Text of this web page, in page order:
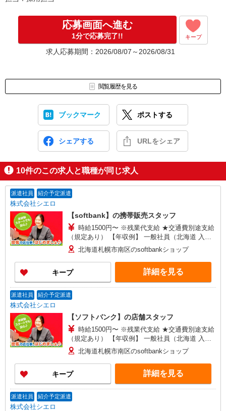
応募画面へ進む
1分で応募完了!! キープ
求人応募期間：2026/08/07～2026/08/31
閲覧履歴を見る
ブックマーク ポストする
シェアする URLをシェア
10件のこの求人と職種が同じ求人
派遣社員 紹介予定派遣
株式会社シエロ
【softbank】の携帯販売スタッフ
時給1500円〜 ※残業代支給 ★交通費別途支給
（規定あり） 【年収例】 一般社員（北海道 入社2
年目21歳） 330万円/月給200,000円+各種手当 店
長（関東 入社4年目26歳） 462万円/月給
252,000円+各種手当 ゜+゜・。○。・゜+゜・。
○。・゜+゜ 入社祝い金10万円支給(規定有) お友達
を紹介頂くと, インセンティブ支給(規定有) ★月2
回払い・週払い可能（規程有）★ ゜・。○。・゜
+゜・。○。・゜+゜
北海道札幌市南区のsoftbankショップ
キープ 詳細を見る
派遣社員 紹介予定派遣
株式会社シエロ
【ソフトバンク】の店舗スタッフ
時給1500円〜 ※残業代支給 ★交通費別途支給
（規定あり） 【年収例】 一般社員（北海道 入社2
年目21歳） 330万円/月給200,000円+各種手当 店
長（関東 入社4年目26歳） 462万円/月給
252,000円+各種手当 ゜+゜・。○。・゜+゜・。
○。・゜+゜ 入社祝い金10万円支給(規定有) お友達
を紹介頂くと, インセンティブ支給(規定有) ★月2
回払い・週払い可能（規程有）★ ゜・。○。・゜
+゜・。○。・゜+゜
北海道札幌市南区のsoftbankショップ
キープ 詳細を見る
派遣社員 紹介予定派遣
株式会社シエロ